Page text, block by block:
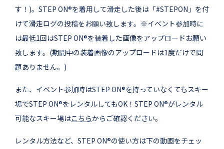
す！)。STEP ON®を着用して滑走した後は「#STEPON」を付
けて滑走ログの投稿をお願い致します。※イベント参加時に
は最低1回はSTEP ON®を装着した画像をアップロードお願い
致します。(期間中の装着画像のアップロードは1度だけで問
題ありません。)
また、イベント参加時はSTEP ON®を持っていなくてもスキー
場でSTEP ON®をレンタルしてもOK！STEP ON®がレンタル
可能なスキー場はこちらからご確認ください。
レンタル方法など、STEP ON®の使い方は下の動画をチェッ